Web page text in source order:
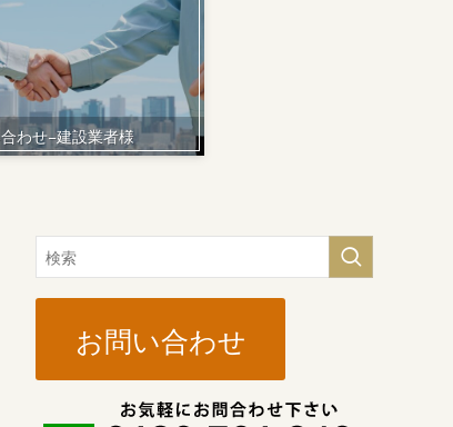
わせ−建設業者様
お問い合わせ